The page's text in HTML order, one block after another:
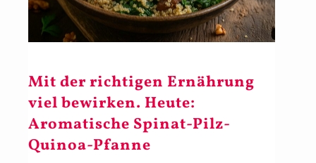
Mit der richtigen Ernährung
viel bewirken. Heute:
Aromatische Spinat-Pilz-
Quinoa-Pfanne